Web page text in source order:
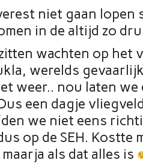
niet gaan lopen
in de altijd zo
wachten op het
werelds
weer.. nou laten we
een dagje
we niet eens
op de SEH. Kostte
als dat alles is